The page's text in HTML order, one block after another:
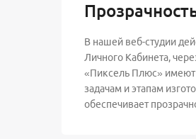
В нашей веб-студии
Личного Кабинета,
«Пиксель Плюс» имеют
задачам и этапам
обеспечивает